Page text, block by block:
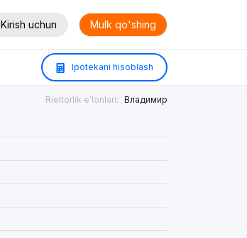
Kirish uchun Mulk qo'shing
Ipotekani hisoblash
Rieltorlik e'lonlari: Владимир